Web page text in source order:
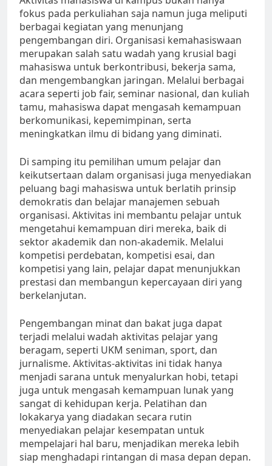
fokus pada perkuliahan saja namun juga meliputi
berbagai kegiatan yang menunjang
pengembangan diri. Organisasi kemahasiswaan
merupakan salah satu wadah yang krusial bagi
mahasiswa untuk berkontribusi, bekerja sama,
dan mengembangkan jaringan. Melalui berbagai
acara seperti job fair, seminar nasional, dan kuliah
tamu, mahasiswa dapat mengasah kemampuan
berkomunikasi, kepemimpinan, serta
meningkatkan ilmu di bidang yang diminati.
Di samping itu pemilihan umum pelajar dan
keikutsertaan dalam organisasi juga menyediakan
peluang bagi mahasiswa untuk berlatih prinsip
demokratis dan belajar manajemen sebuah
organisasi. Aktivitas ini membantu pelajar untuk
mengetahui kemampuan diri mereka, baik di
sektor akademik dan non-akademik. Melalui
kompetisi perdebatan, kompetisi esai, dan
kompetisi yang lain, pelajar dapat menunjukkan
prestasi dan membangun kepercayaan diri yang
berkelanjutan.
Pengembangan minat dan bakat juga dapat
terjadi melalui wadah aktivitas pelajar yang
beragam, seperti UKM seniman, sport, dan
jurnalisme. Aktivitas-aktivitas ini tidak hanya
menjadi sarana untuk menyalurkan hobi, tetapi
juga untuk mengasah kemampuan lunak yang
sangat di kehidupan kerja. Pelatihan dan
lokakarya yang diadakan secara rutin
menyediakan pelajar kesempatan untuk
mempelajari hal baru, menjadikan mereka lebih
siap menghadapi rintangan di masa depan depan.